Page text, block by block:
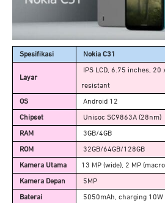
Spesifikasi Nokia C31
Layar
IPS LCD, 6.75 inches,
resistant
OS Android 12
Chipset Unisoc SC9863A (28nm)
RAM 3GB/4GB
ROM 32GB/64GB/128GB
Kamera Utama 13 MP (wide), 2 MP
Kamera Depan 5MP
Baterai 5050mAh, charging 10W